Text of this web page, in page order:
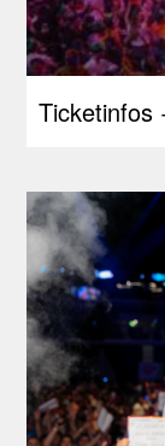
Ticketinfos